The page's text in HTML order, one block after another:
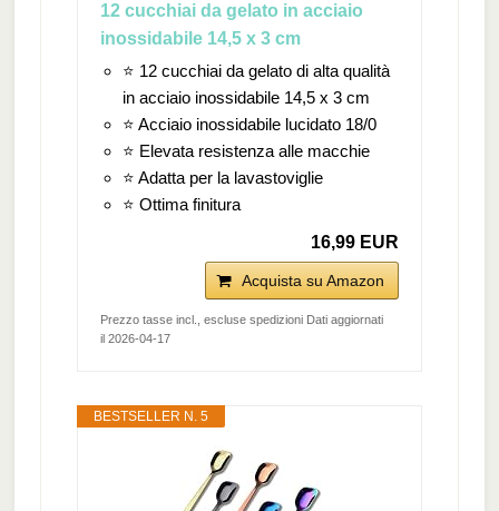
12 cucchiai da gelato in acciaio
inossidabile 14,5 x 3 cm
⭐ 12 cucchiai da gelato di alta qualità
in acciaio inossidabile 14,5 x 3 cm
⭐ Acciaio inossidabile lucidato 18/0
⭐ Elevata resistenza alle macchie
⭐ Adatta per la lavastoviglie
⭐ Ottima finitura
16,99 EUR
Acquista su Amazon
Prezzo tasse incl., escluse spedizioni Dati aggiornati
il 2026-04-17
BESTSELLER N. 5